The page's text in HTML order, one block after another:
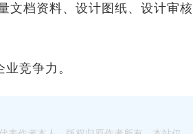
档资料、设计图纸、设计审核
竞争力。